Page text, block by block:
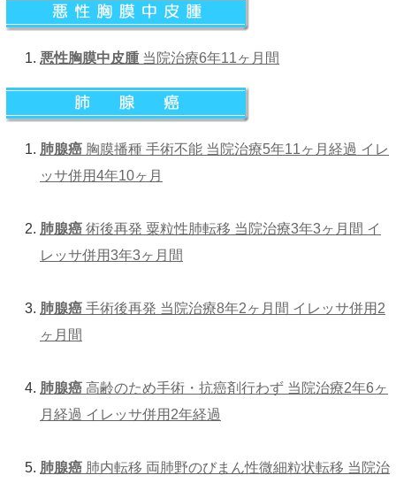
悪性胸膜中皮腫当院治療6年11ヶ月間
肺腺癌 胸膜播種 手術不能 当院治療5年11ヶ月経過 イレ
ッサ併用4年10ヶ月
肺腺癌 術後再発 粟粒性肺転移 当院治療3年3ヶ月間 イ
レッサ併用3年3ヶ月間
肺腺癌 手術後再発 当院治療8年2ヶ月間 イレッサ併用2
ヶ月間
肺腺癌 高齢のため手術・抗癌剤行わず 当院治療2年6ヶ
月経過 イレッサ併用2年経過
肺腺癌 肺内転移 両肺野のびまん性微細粒状転移 当院治